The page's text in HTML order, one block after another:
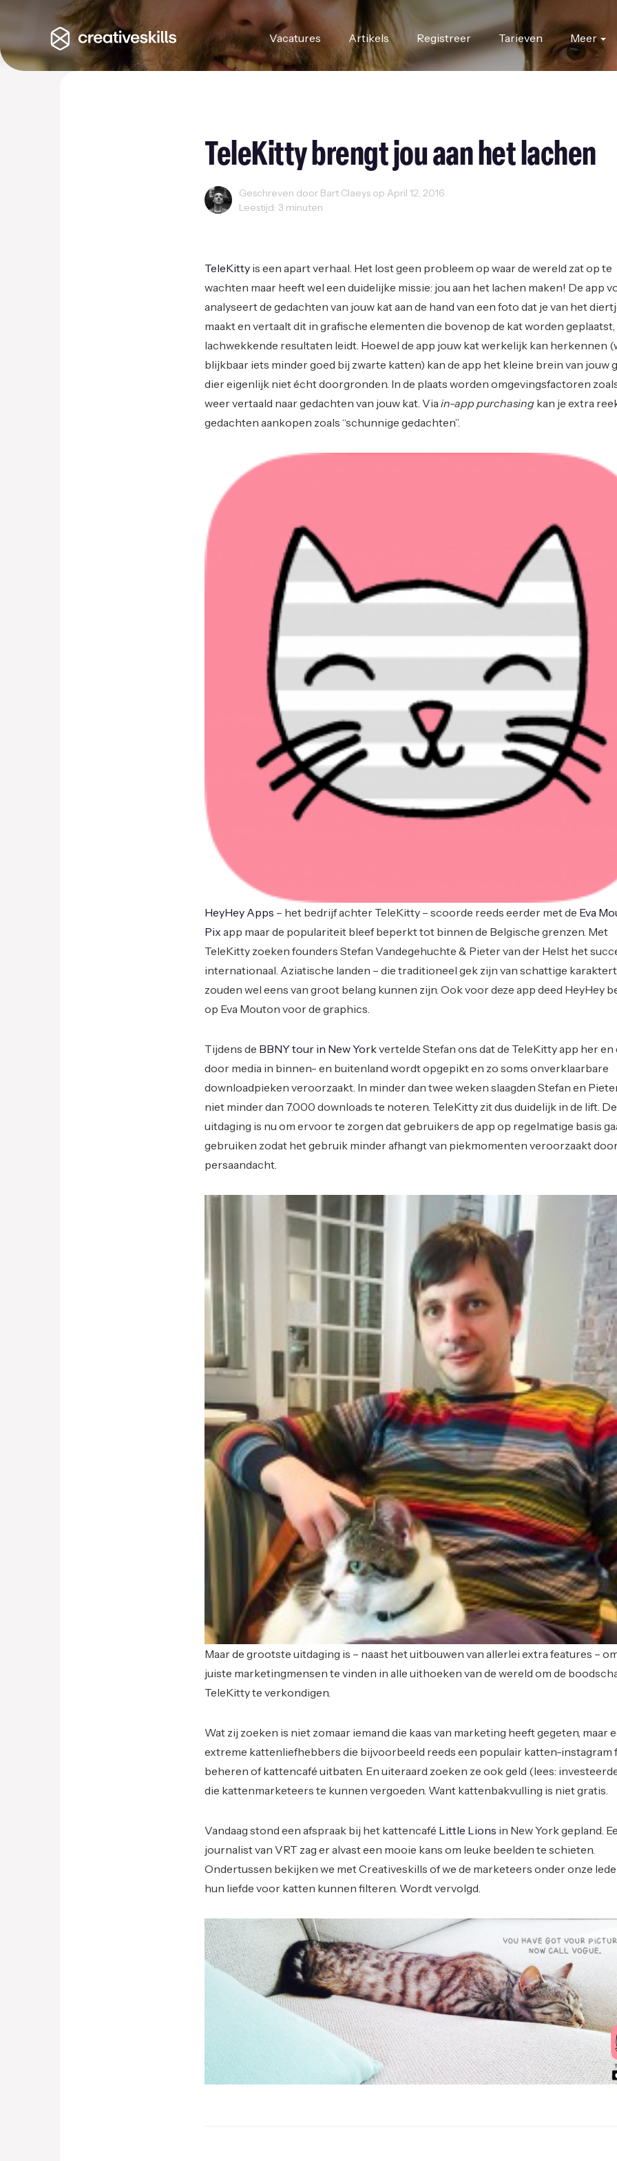
Vacatures Artikels Registreer Tarieven Meer
TeleKitty brengt jou aan het lachen
Geschreven door Bart Claeys op April 12, 2016
Leestijd: 3 minuten
TeleKitty is een apart verhaal. Het lost geen probleem op waar de wereld zat op te
wachten maar heeft wel een duidelijke missie: jou aan het lachen maken! De app
analyseert de gedachten van jouw kat aan de hand van een foto dat je van het
maakt en vertaalt dit in grafische elementen die bovenop de kat worden
lachwekkende resultaten leidt. Hoewel de app jouw kat werkelijk kan herkennen
blijkbaar iets minder goed bij zwarte katten) kan de app het kleine brein van jouw
dier eigenlijk niet écht doorgronden. In de plaats worden omgevingsfactoren
weer vertaald naar gedachten van jouw kat. Viain-app purchasing kan je extra
gedachten aankopen zoals “schunnige gedachten”.
HeyHey Apps – het bedrijf achter TeleKitty – scoorde reeds eerder met de Eva
Pix app maar de populariteit bleef beperkt tot binnen de Belgische grenzen. Met
TeleKitty zoeken founders Stefan Vandegehuchte & Pieter van der Helst het
internationaal. Aziatische landen – die traditioneel gek zijn van schattige
zouden wel eens van groot belang kunnen zijn. Ook voor deze app deed HeyHey
op Eva Mouton voor de graphics.
Tijdens de BBNY tour in New Yorkvertelde Stefan ons dat de TeleKitty app her en
door media in binnen- en buitenland wordt opgepikt en zo soms onverklaarbare
downloadpieken veroorzaakt. In minder dan twee weken slaagden Stefan en
niet minder dan 7.000 downloads te noteren. TeleKitty zit dus duidelijk in de lift. De
uitdaging is nu om ervoor te zorgen dat gebruikers de app op regelmatige basis
gebruiken zodat het gebruik minder afhangt van piekmomenten veroorzaakt
persaandacht.
Maar de grootste uitdaging is – naast het uitbouwen van allerlei extra features –
juiste marketingmensen te vinden in alle uithoeken van de wereld om de
TeleKitty te verkondigen.
Wat zij zoeken is niet zomaar iemand die kaas van marketing heeft gegeten, maar
extreme kattenliefhebbers die bijvoorbeeld reeds een populair katten-instagram
beheren of kattencafé uitbaten. En uiteraard zoeken ze ook geld (lees:
die kattenmarketeers te kunnen vergoeden. Want kattenbakvulling is niet gratis.
Vandaag stond een afspraak bij het kattencafé Little Lions in New York gepland.
journalist van VRT zag er alvast een mooie kans om leuke beelden te schieten.
Ondertussen bekijken we met Creativeskills of we de marketeers onder onze
hun liefde voor katten kunnen filteren. Wordt vervolgd.